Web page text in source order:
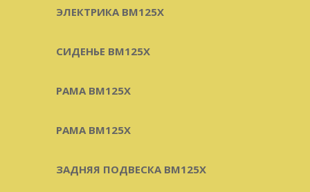
ЭЛЕКТРИКА BM125X
СИДЕНЬЕ BM125X
РАМА BM125X
РАМА BM125X
ЗАДНЯЯ ПОДВЕСКА BM125X